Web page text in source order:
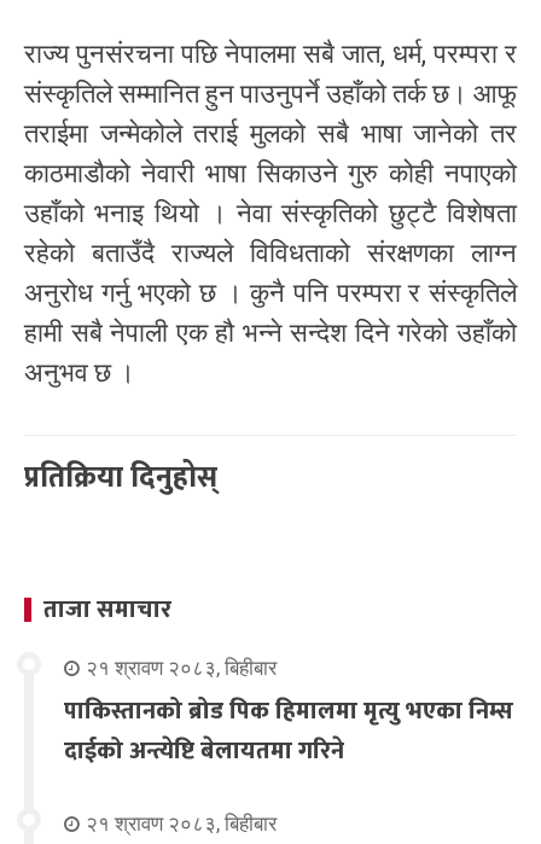
राज्य पुनसंरचना पछि नेपालमा सबै जात, धर्म, परम्परा र
संस्कृतिले सम्मानित हुन पाउनुपर्ने उहाँको तर्क छ। आफू
तराईमा जन्मेकोले तराई मुलको सबै भाषा जानेको तर
काठमाडौको नेवारी भाषा सिकाउने गुरु कोही नपाएको
उहाँको भनाइ थियो । नेवा संस्कृतिको छुट्टै विशेषता
रहेको बताउँदै राज्यले विविधताको संरक्षणका लाग्न
अनुरोध गर्नु भएको छ । कुनै पनि परम्परा र संस्कृतिले
हामी सबै नेपाली एक हौ भन्ने सन्देश दिने गरेको उहाँको
अनुभव छ ।
प्रतिक्रिया दिनुहोस्
ताजा समाचार
२१ श्रावण २०८३, बिहीबार
पाकिस्तानको ब्रोड पिक हिमालमा मृत्यु भएका निम्स
दाईको अन्त्येष्टि बेलायतमा गरिने
२१ श्रावण २०८३, बिहीबार